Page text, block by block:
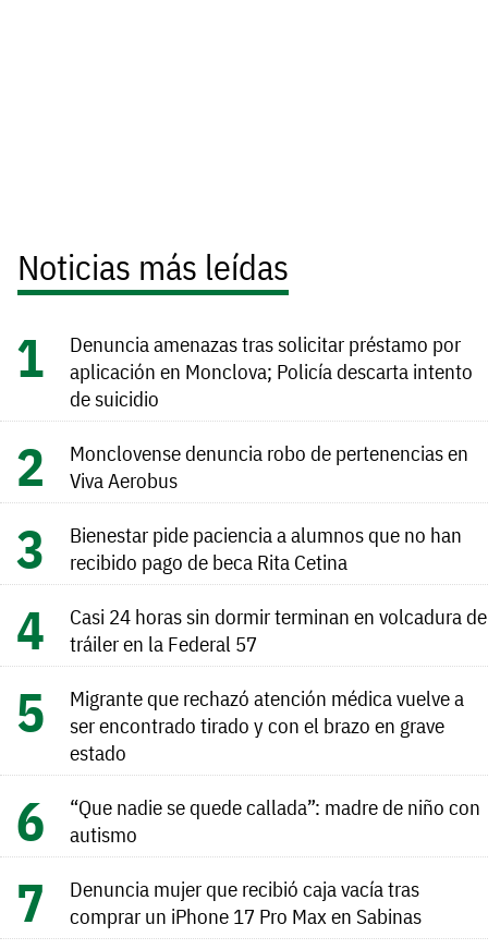
Noticias más leídas
Denuncia amenazas tras solicitar préstamo por
aplicación en Monclova; Policía descarta intento
de suicidio
Monclovense denuncia robo de pertenencias en
Viva Aerobus
Bienestar pide paciencia a alumnos que no han
recibido pago de beca Rita Cetina
Casi 24 horas sin dormir terminan en volcadura de
tráiler en la Federal 57
Migrante que rechazó atención médica vuelve a
ser encontrado tirado y con el brazo en grave
estado
“Que nadie se quede callada”: madre de niño con
autismo
Denuncia mujer que recibió caja vacía tras
comprar un iPhone 17 Pro Max en Sabinas